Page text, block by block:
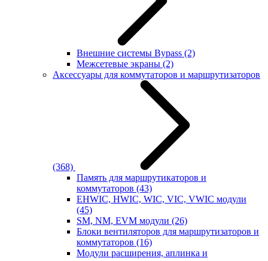
Внешние системы Bypass (2)
Межсетевые экраны (2)
Аксессуары для коммутаторов и маршрутизаторов
(368)
Память для маршрутикаторов и
коммутаторов (43)
EHWIC, HWIC, WIC, VIC, VWIC модули
(45)
SM, NM, EVM модули (26)
Блоки вентиляторов для маршрутизаторов и
коммутаторов (16)
Модули расширения, аплинка и